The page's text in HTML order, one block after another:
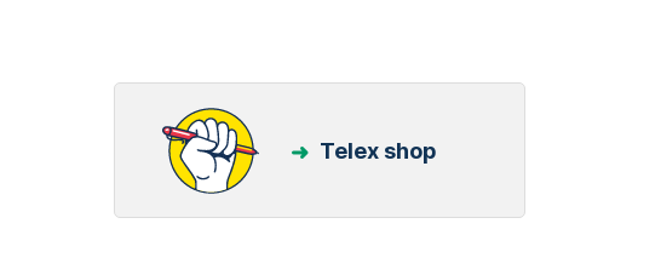
Telex shop